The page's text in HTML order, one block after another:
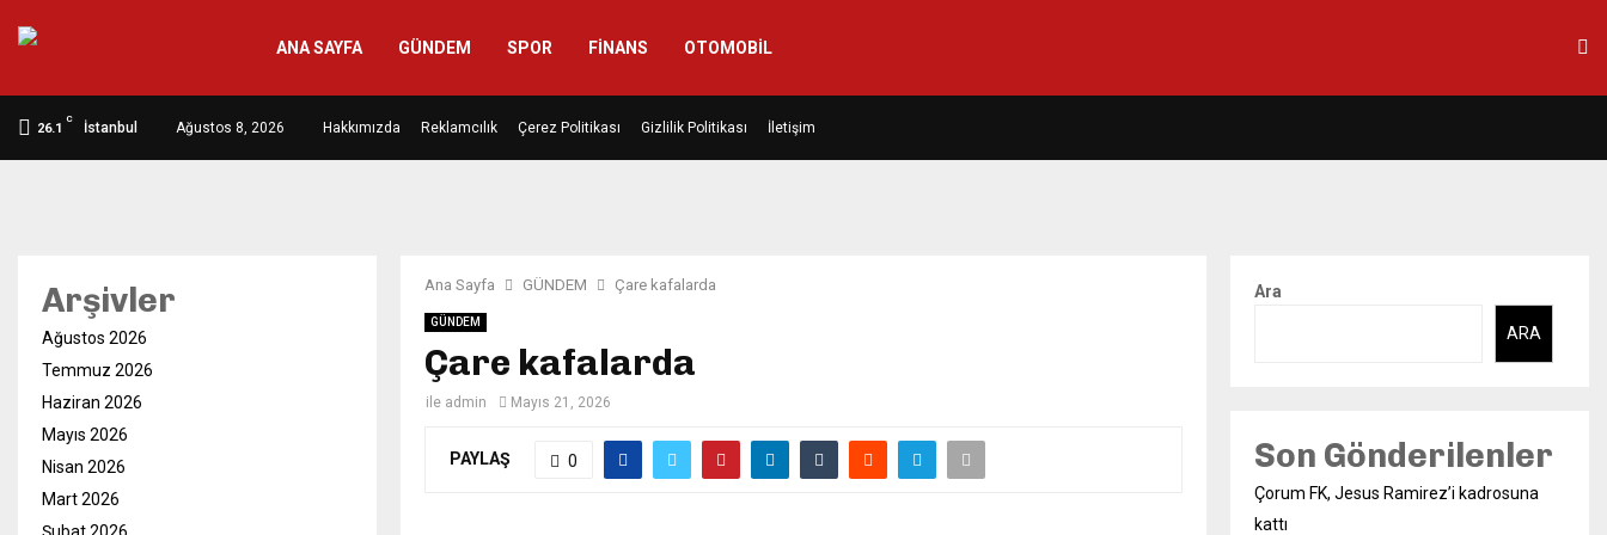
ANA SAYFA GÜNDEM SPOR FINANS OTOMOBIL
26.1
C
İstanbul Ağustos 8, 2026 Hakkımızda Reklamcılık Çerez Politikası Gizlilik Politikası İletişim
Ana Sayfa GÜNDEM Çare kafalarda
GÜNDEM
Çare kafalarda
ile admin Mayıs 21, 2026
PAYLAŞ 0
Arşivler
Ağustos 2026
Temmuz 2026
Haziran 2026
Mayıs 2026
Nisan 2026
Mart 2026
Ara
ARA
Son Gönderilenler
Çorum FK, Jesus Ramirez’i kadrosuna
kattı